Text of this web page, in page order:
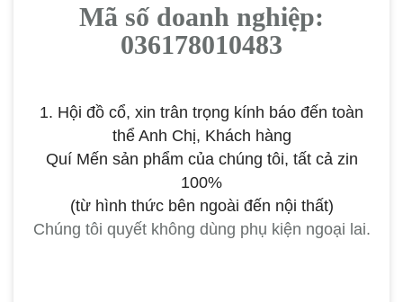
Mã số doanh nghiệp:
036178010483
1. Hội đồ cổ, xin trân trọng kính báo đến toàn
thể Anh Chị, Khách hàng
Quí Mến sản phẩm của chúng tôi, tất cả zin
100%
(từ hình thức bên ngoài đến nội thất)
Chúng tôi quyết không dùng phụ kiện ngoại lai.